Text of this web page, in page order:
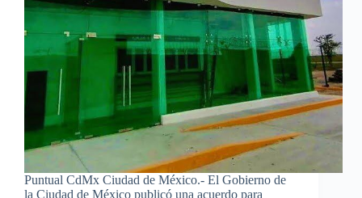
Puntual CdMx Ciudad de México.- El Gobierno de
la Ciudad de México publicó una acuerdo para